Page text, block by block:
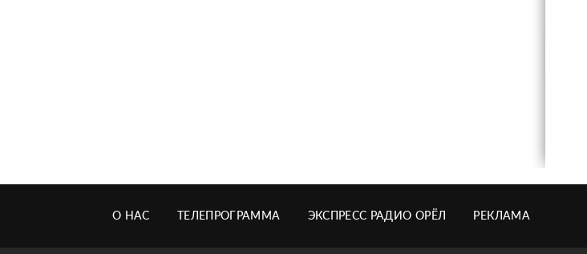
О НАС ТЕЛЕПРОГРАММА ЭКСПРЕСС РАДИО ОРЁЛ РЕКЛАМА